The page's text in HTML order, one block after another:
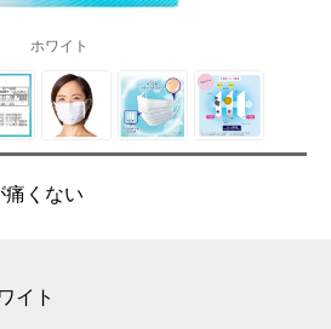
ホワイト
痛くない
イト